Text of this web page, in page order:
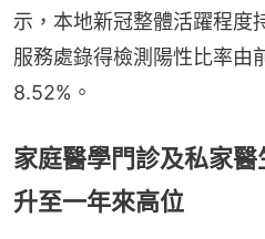
示，本地新冠整體活躍程度
服務處錄得檢測陽性比率由
8.52%。
家庭醫學門診及私家
升至一年來高位